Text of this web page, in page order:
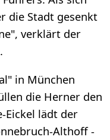
die Stadt gesenkt
verklärt der
in München
die Herner den
Eickel lädt der
Althoff -